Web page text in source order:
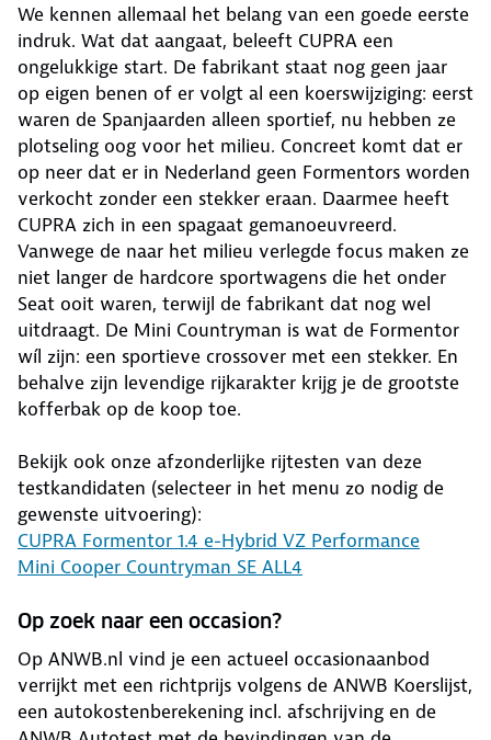
We kennen allemaal het belang van een goede eerste
indruk. Wat dat aangaat, beleeft CUPRA een
ongelukkige start. De fabrikant staat nog geen jaar
op eigen benen of er volgt al een koerswijziging: eerst
waren de Spanjaarden alleen sportief, nu hebben ze
plotseling oog voor het milieu. Concreet komt dat er
op neer dat er in Nederland geen Formentors worden
verkocht zonder een stekker eraan. Daarmee heeft
CUPRA zich in een spagaat gemanoeuvreerd.
Vanwege de naar het milieu verlegde focus maken ze
niet langer de hardcore sportwagens die het onder
Seat ooit waren, terwijl de fabrikant dat nog wel
uitdraagt. De Mini Countryman is wat de Formentor
wíl zijn: een sportieve crossover met een stekker. En
behalve zijn levendige rijkarakter krijg je de grootste
kofferbak op de koop toe.
Bekijk ook onze afzonderlijke rijtesten van deze
testkandidaten (selecteer in het menu zo nodig de
gewenste uitvoering):
CUPRA Formentor 1.4 e-Hybrid VZ Performance
Mini Cooper Countryman SE ALL4
Op zoek naar een occasion?
Op ANWB.nl vind je een actueel occasionaanbod
verrijkt met een richtprijs volgens de ANWB Koerslijst,
een autokostenberekening incl. afschrijving en de